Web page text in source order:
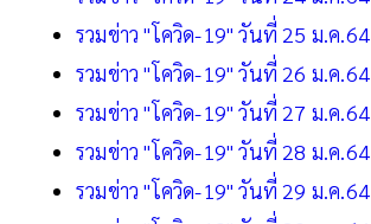
รวมข่าว "โควิด-19" วันที่ 25 ม.ค.64
รวมข่าว "โควิด-19" วันที่ 26 ม.ค.64
รวมข่าว "โควิด-19" วันที่ 27 ม.ค.64
รวมข่าว "โควิด-19" วันที่ 28 ม.ค.64
รวมข่าว "โควิด-19" วันที่ 29 ม.ค.64